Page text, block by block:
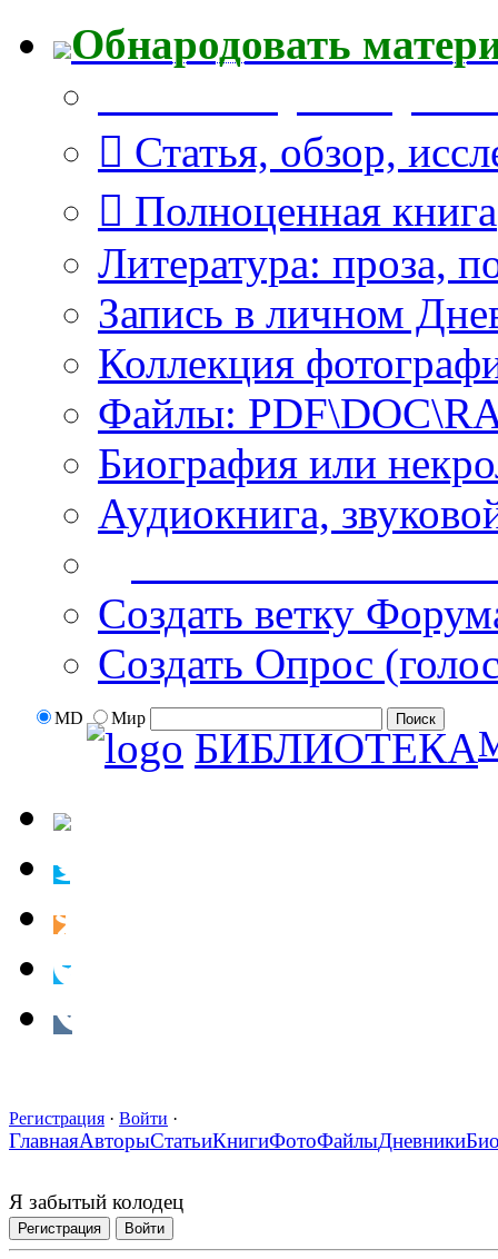
Обнародовать
Статья, обзор,
Полноценная книга
Литература: проза,
Запись в личном
Коллекция
Файлы:
Биография или
Аудиокнига,
Создать ветку
Создать Опрос
MD Мир
БИБЛИОТЕКА
Регистрация · Войти ·
ГлавнаяАвторыСтатьиКнигиФотоФайлыДневники
Я забытый колодец
Регистрация Войти